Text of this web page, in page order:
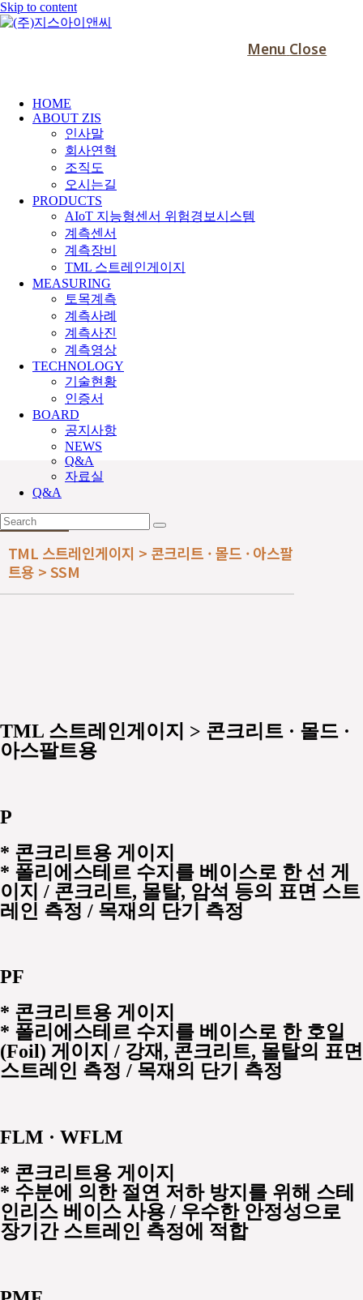
Skip to content
Menu Close
HOME
ABOUT ZIS
인사말
회사연혁
조직도
오시는길
PRODUCTS
AIoT 지능형센서 위험경보시스템
계측센서
계측장비
TML 스트레인게이지
MEASURING
토목계측
계측사례
계측사진
계측영상
TECHNOLOGY
기술현황
인증서
BOARD
공지사항
NEWS
Q&A
자료실
Q&A
TML 스트레인게이지 > 콘크리트 · 몰드 · 아스팔
트용 > SSM
TML 스트레인게이지 > 콘크리트 · 몰드 ·
아스팔트용
P
* 콘크리트용 게이지
* 폴리에스테르 수지를 베이스로 한 선 게
이지 / 콘크리트, 몰탈, 암석 등의 표면 스트
레인 측정 / 목재의 단기 측정
PF
* 콘크리트용 게이지
* 폴리에스테르 수지를 베이스로 한 호일
(Foil) 게이지 / 강재, 콘크리트, 몰탈의 표면
스트레인 측정 / 목재의 단기 측정
FLM · WFLM
* 콘크리트용 게이지
* 수분에 의한 절연 저하 방지를 위해 스테
인리스 베이스 사용 / 우수한 안정성으로
장기간 스트레인 측정에 적합